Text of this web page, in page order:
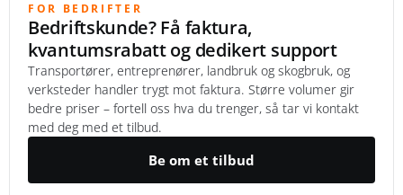
FOR BEDRIFTER
Bedriftskunde? Få faktura,
kvantumsrabatt og dedikert support
Transportører, entreprenører, landbruk og skogbruk, og
verksteder handler trygt mot faktura. Større volumer gir
bedre priser – fortell oss hva du trenger, så tar vi kontakt
med deg med et tilbud.
Be om et tilbud